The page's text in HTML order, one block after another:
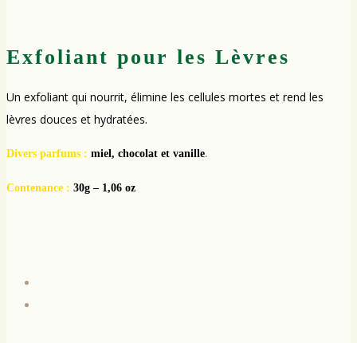
Exfoliant pour les Lèvres
Un exfoliant qui nourrit, élimine les cellules mortes et rend les
lèvres douces et hydratées.
Divers parfums : miel, chocolat et vanille.
Contenance : 30g – 1,06 oz